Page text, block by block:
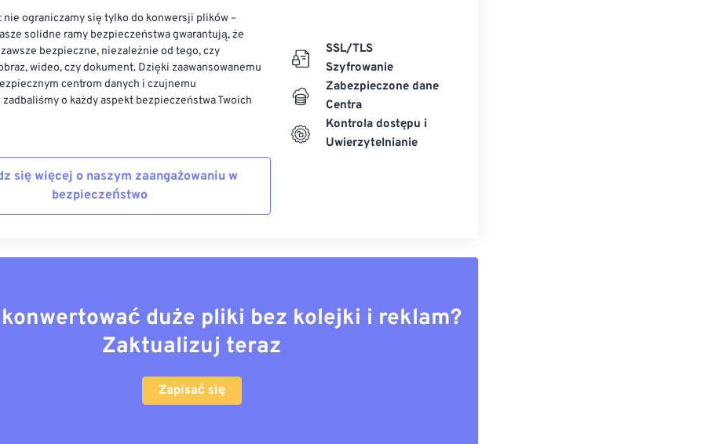
nie ograniczamy się tylko do konwersji plików –
solidne ramy bezpieczeństwa gwarantują, że
bezpieczne, niezależnie od tego, czy
wideo, czy dokument. Dzięki zaawansowanemu
centrom danych i czujnemu
o każdy aspekt bezpieczeństwa Twoich
się więcej o naszym zaangażowaniu w
bezpieczeństwo
SSL/TLS
Szyfrowanie
Zabezpieczone dane
Centra
Kontrola dostępu i
Uwierzytelnianie
duże pliki bez kolejki i reklam?
Zaktualizuj teraz
Zapisać się